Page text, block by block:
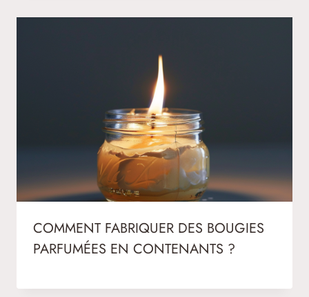
COMMENT FABRIQUER DES BOUGIES
PARFUMÉES EN CONTENANTS ?